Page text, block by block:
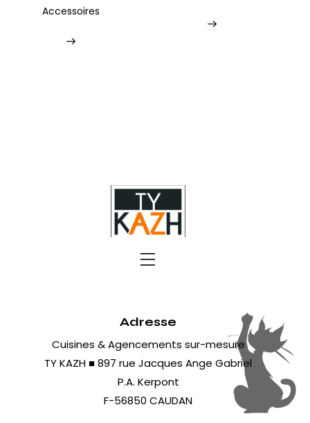
Accessoires
Adresse
Cuisines & Agencements sur-mesure
TY KAZH ■ 897 rue Jacques Ange Gabriel
P.A. Kerpont
F-56850 CAUDAN